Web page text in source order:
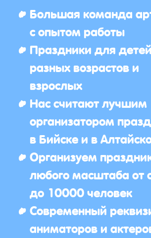
Большая команда
с опытом работы
Праздники для детей
разных возрастов и
взрослых
Нас считают лучшим
организатором
в Бийске и в
Организуем
любого масштаба от
до 10000 человек
Современный
аниматоров и